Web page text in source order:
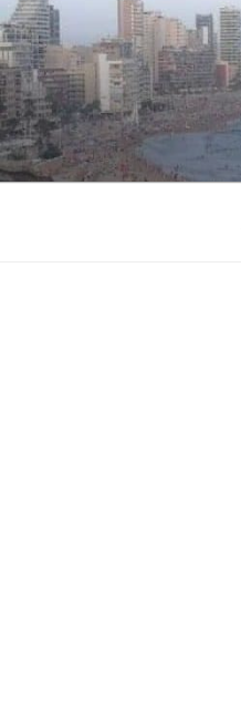
Saltar
al
contenido